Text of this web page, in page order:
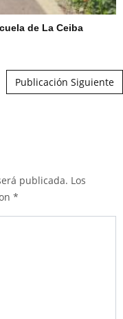
de La Ceiba
Publicación Siguiente
publicada. Los
*